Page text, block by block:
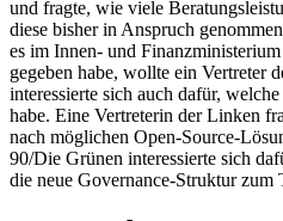
und fragte, wie viele
diese bisher in Anspruch
es im Innen- und
gegeben habe, wollte ein Vertreter
interessierte sich auch dafür,
habe. Eine Vertreterin der Linken
nach möglichen Open-Source-
90/Die Grünen interessierte sich
die neue Governance-Struktur zum